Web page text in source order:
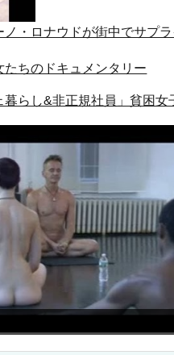
ノ・ロナウドが街中でサプラ
たちのドキュメンタリー
暮らし&非正規社員」貧困女